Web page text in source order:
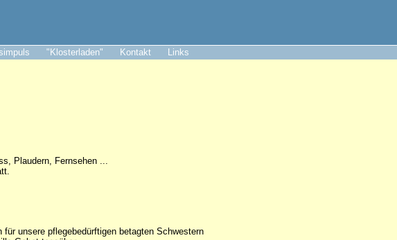
"Klosterladen" Kontakt Links
Plaudern, Fernsehen ...
unsere pflegebedürftigen betagten Schwestern